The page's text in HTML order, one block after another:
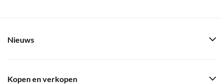
Nieuws
Kopen en verkopen